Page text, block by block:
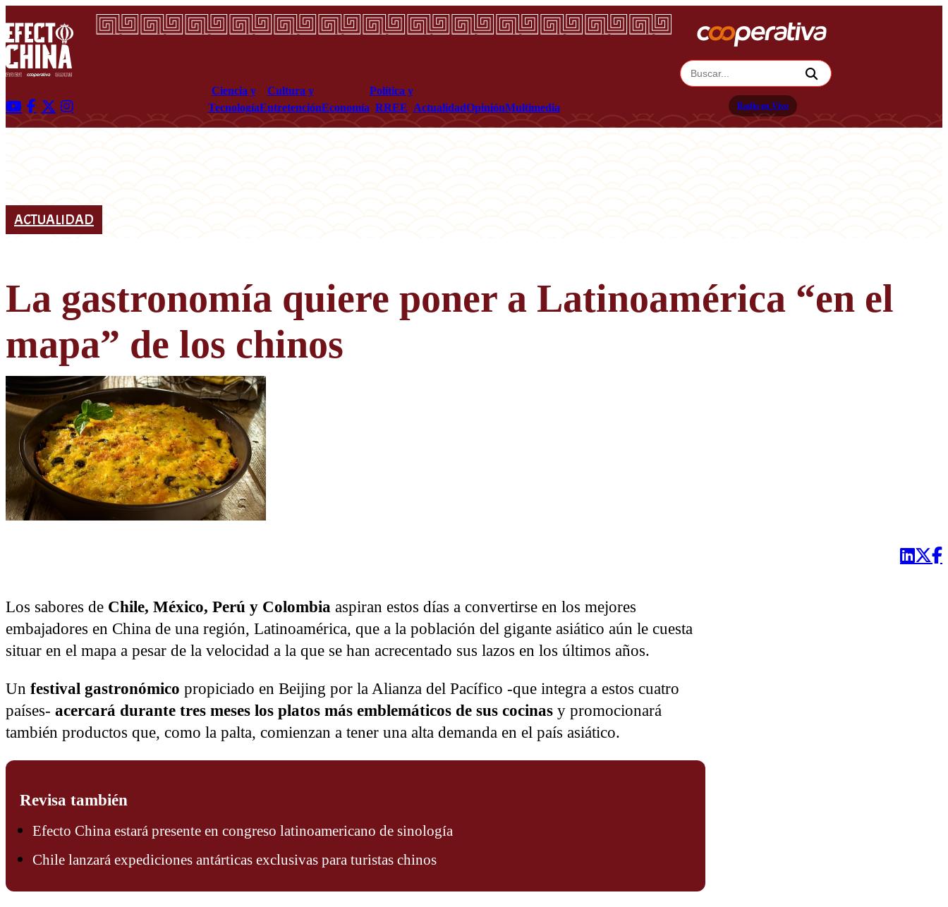
Ciencia y
Tecnología
Cultura y
EntretenciónEconomía
Política y
RREE ActualidadOpiniónMultimedia Radio en Vivo
ACTUALIDAD
La gastronomía quiere poner a Latinoamérica “en el
mapa” de los chinos
Los sabores de Chile, México, Perú y Colombia aspiran estos días a convertirse en los mejores
embajadores en China de una región, Latinoamérica, que a la población del gigante asiático aún le cuesta
situar en el mapa a pesar de la velocidad a la que se han acrecentado sus lazos en los últimos años.
Un festival gastronómico propiciado en Beijing por la Alianza del Pacífico -que integra a estos cuatro
países- acercará durante tres meses los platos más emblemáticos de sus cocinas y promocionará
también productos que, como la palta, comienzan a tener una alta demanda en el país asiático.
Revisa también
Efecto China estará presente en congreso latinoamericano de sinología
Chile lanzará expediciones antárticas exclusivas para turistas chinos